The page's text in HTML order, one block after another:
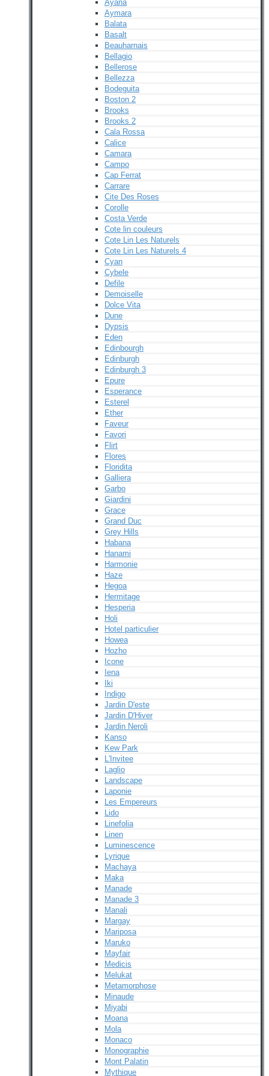
Ayana
Aymara
Balata
Basalt
Beauharnais
Bellagio
Bellerose
Bellezza
Bodeguita
Boston 2
Brooks
Brooks 2
Cala Rossa
Calice
Camara
Campo
Cap Ferrat
Carrare
Cite Des Roses
Corolle
Costa Verde
Cote lin couleurs
Cote Lin Les Naturels
Cote Lin Les Naturels 4
Cyan
Cybele
Defile
Demoiselle
Dolce Vita
Dune
Dypsis
Eden
Edinbourgh
Edinburgh
Edinburgh 3
Epure
Esperance
Esterel
Ether
Faveur
Favori
Flirt
Flores
Floridita
Galliera
Garbo
Giardini
Grace
Grand Duc
Grey Hills
Habana
Hanami
Harmonie
Haze
Hegoa
Hermitage
Hesperia
Holi
Hotel particulier
Howea
Hozho
Icone
Iena
Iki
Indigo
Jardin D'este
Jardin D'Hiver
Jardin Neroli
Kanso
Kew Park
L'Invitee
Laglio
Landscape
Laponie
Les Empereurs
Lido
Linefolia
Linen
Luminescence
Lyrique
Machaya
Maka
Manade
Manade 3
Manali
Margay
Mariposa
Maruko
Mayfair
Medicis
Melukat
Metamorphose
Minaude
Miyabi
Moana
Mola
Monaco
Monographie
Mont Palatin
Mythique